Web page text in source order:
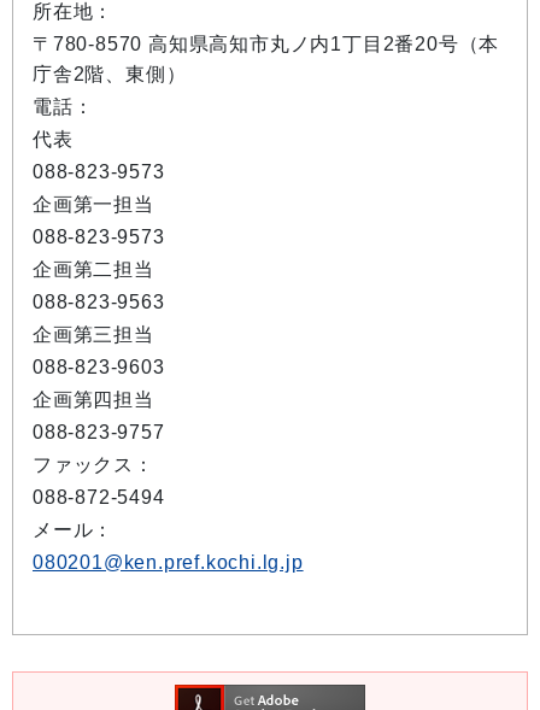
所在地：
〒780-8570 高知県高知市丸ノ内1丁目2番20号（本
庁舎2階、東側）
電話：
代表
088-823-9573
企画第一担当
088-823-9573
企画第二担当
088-823-9563
企画第三担当
088-823-9603
企画第四担当
088-823-9757
ファックス：
088-872-5494
メール：
080201@ken.pref.kochi.lg.jp